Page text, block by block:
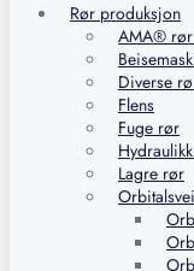
Rør produksjon
AMA®
Diverse
Flens
Fuge rør
Lagre rør